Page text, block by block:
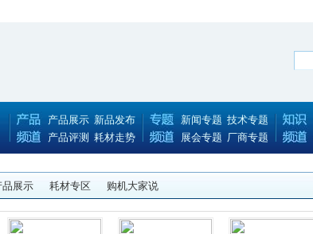
产品展示 新品发布
产品评测 耗材走势
新闻专题 技术专题
展会专题 厂商专题
品展示 耗材专区 购机大家说